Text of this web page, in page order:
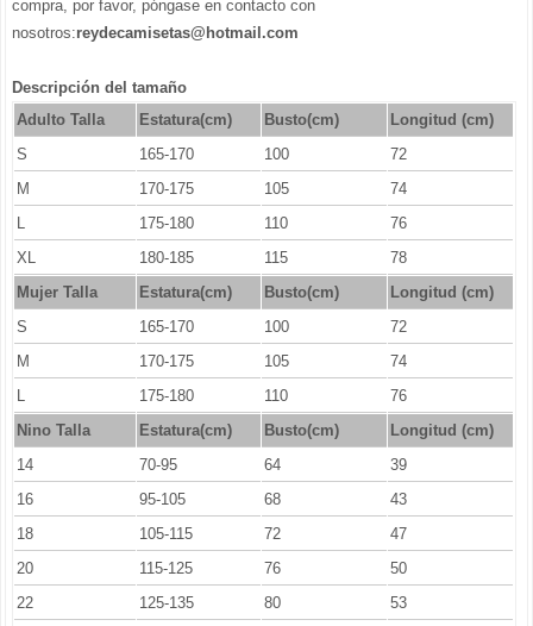
compra, por favor, póngase en contacto con
nosotros:reydecamisetas@hotmail.com
Descripción del tamaño
Adulto Talla
Estatura(cm) Busto(cm)
Longitud (cm)
S
165-170 100
72
M
170-175 105
74
L
175-180 110
76
XL
180-185 115
78
Mujer Talla
Estatura(cm) Busto(cm)
Longitud (cm)
S
165-170 100
72
M
170-175 105
74
L
175-180 110
76
Nino Talla
Estatura(cm) Busto(cm)
Longitud (cm)
14
70-95 64
39
16
95-105 68
43
18
105-115 72
47
20
115-125 76
50
22
125-135 80
53